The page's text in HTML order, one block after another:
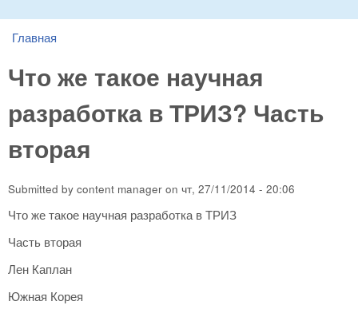
You are here
Главная
Что же такое научная
разработка в ТРИЗ? Часть
вторая
Submitted by content manager on чт, 27/11/2014 - 20:06
Что же такое научная разработка в ТРИЗ
Часть вторая
Лен Каплан
Южная Корея